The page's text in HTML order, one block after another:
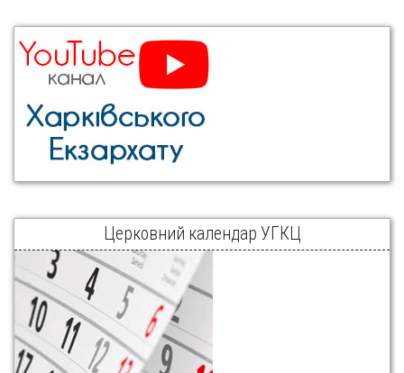
Церковний календар УГКЦ